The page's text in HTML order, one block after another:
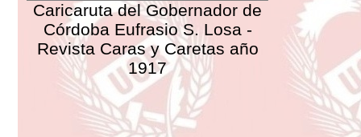
Caricaruta del Gobernador de
Córdoba Eufrasio S. Losa -
Revista Caras y Caretas año
1917